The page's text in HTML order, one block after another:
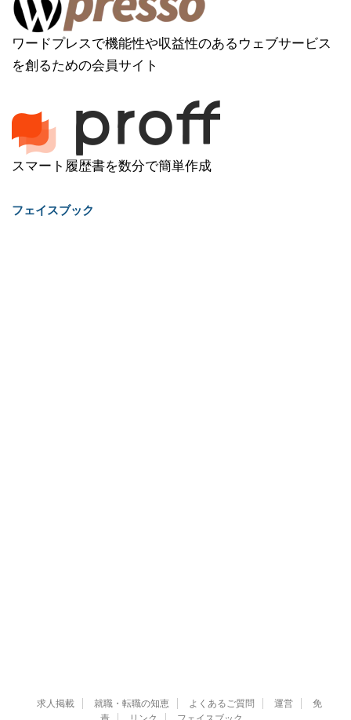
ワードプレスで機能性や収益性のあるウェブサービス
を創るための会員サイト
スマート履歴書を数分で簡単作成
フェイスブック
求人掲載 就職・転職の知恵 よくあるご質問 運営
免